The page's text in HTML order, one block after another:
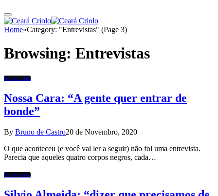
Home»Category: "Entrevistas" (Page 3)
Browsing: Entrevistas
Entrevistas
Nossa Cara: “A gente quer entrar de
bonde”
By Bruno de Castro20 de Novembro, 2020
O que aconteceu (e você vai ler a seguir) não foi uma entrevista.
Parecia que aqueles quatro corpos negros, cada…
Entrevistas